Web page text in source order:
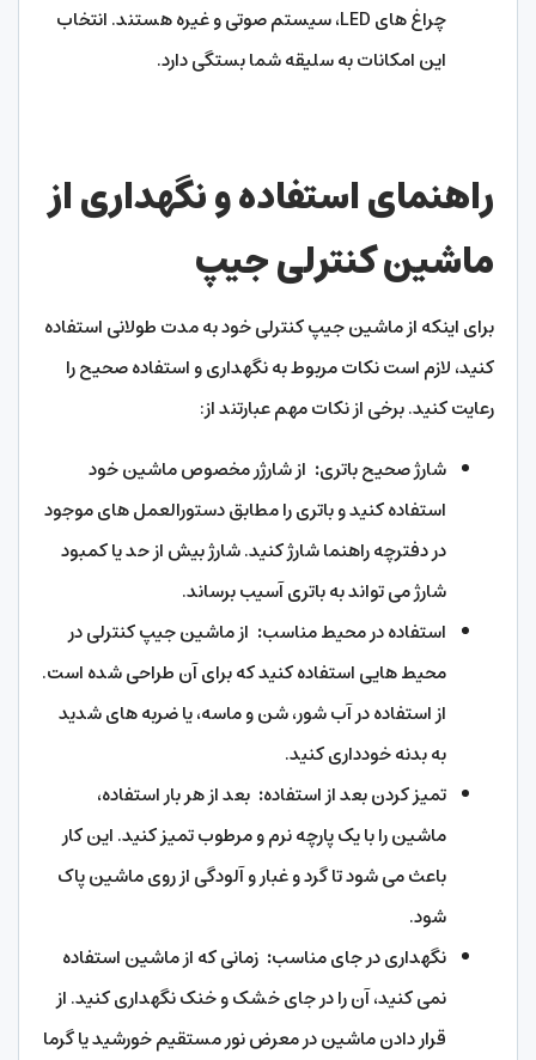
چراغ های LED، سیستم صوتی و غیره هستند. انتخاب
این امکانات به سلیقه شما بستگی دارد.
راهنمای استفاده و نگهداری از
ماشین کنترلی جیپ
برای اینکه از ماشین جیپ کنترلی خود به مدت طولانی استفاده
کنید، لازم است نکات مربوط به نگهداری و استفاده صحیح را
رعایت کنید. برخی از نکات مهم عبارتند از:
شارژ صحیح باتری: از شارژر مخصوص ماشین خود
استفاده کنید و باتری را مطابق دستورالعمل های موجود
در دفترچه راهنما شارژ کنید. شارژ بیش از حد یا کمبود
شارژ می تواند به باتری آسیب برساند.
استفاده در محیط مناسب: از ماشین جیپ کنترلی در
محیط هایی استفاده کنید که برای آن طراحی شده است.
از استفاده در آب شور، شن و ماسه، یا ضربه های شدید
به بدنه خودداری کنید.
تمیز کردن بعد از استفاده: بعد از هر بار استفاده،
ماشین را با یک پارچه نرم و مرطوب تمیز کنید. این کار
باعث می شود تا گرد و غبار و آلودگی از روی ماشین پاک
شود.
نگهداری در جای مناسب: زمانی که از ماشین استفاده
نمی کنید، آن را در جای خشک و خنک نگهداری کنید. از
قرار دادن ماشین در معرض نور مستقیم خورشید یا گرما